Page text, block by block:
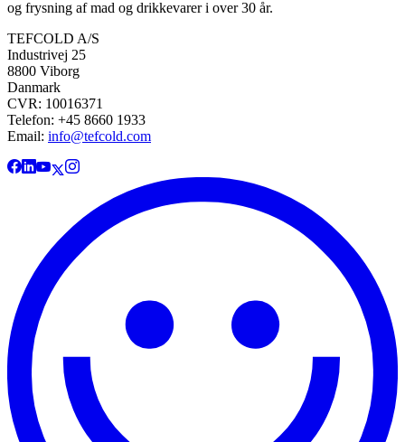
og frysning af mad og drikkevarer i over 30 år.
TEFCOLD A/S
Industrivej 25
8800 Viborg
Danmark
CVR: 10016371
Telefon: +45 8660 1933
Email: info@tefcold.com